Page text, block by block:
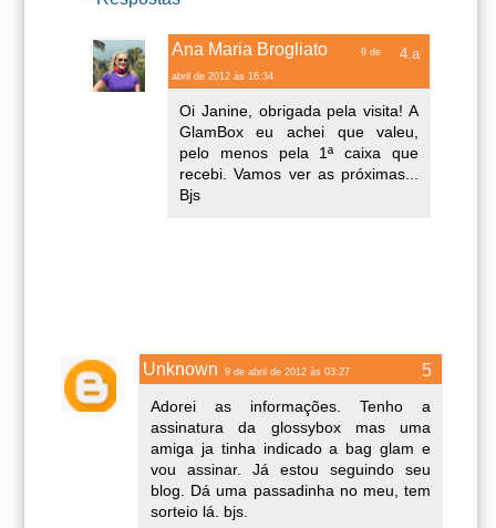
Ana Maria Brogliato 9 de
abril de 2012 às 16:34
Oi Janine, obrigada pela visita! A
GlamBox eu achei que valeu,
pelo menos pela 1ª caixa que
recebi. Vamos ver as próximas...
Bjs
Unknown 9 de abril de 2012 às 03:27
Adorei as informações. Tenho a
assinatura da glossybox mas uma
amiga ja tinha indicado a bag glam e
vou assinar. Já estou seguindo seu
blog. Dá uma passadinha no meu, tem
sorteio lá. bjs.